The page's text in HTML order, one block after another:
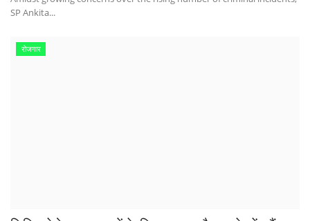
SP Ankita...
रोजगार